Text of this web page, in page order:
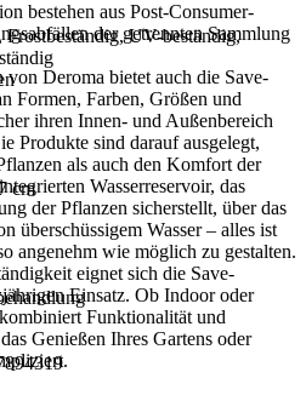
Frostbeständig, UV-beständig,
cm
bestehen aus Post-Consumer-
der getrennten Sammlung
Deroma bietet auch die Save-
Formen, Farben, Größen und
ihren Innen- und Außenbereich
Produkte sind darauf ausgelegt,
als auch den Komfort der
Wasserreservoir, das
der Pflanzen sicherstellt, über das
überschüssigem Wasser – alles ist
angenehm wie möglich zu gestalten.
eignet sich die Save-
Einsatz. Ob Indoor oder
Funktionalität und
Genießen Ihres Gartens oder